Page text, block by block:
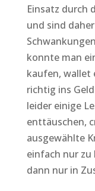
Einsatz durch
und sind
konnte man
kaufen, wallet
richtig ins
leider einige
enttäuschen,
ausgewählte
einfach nur zu
dann nur in